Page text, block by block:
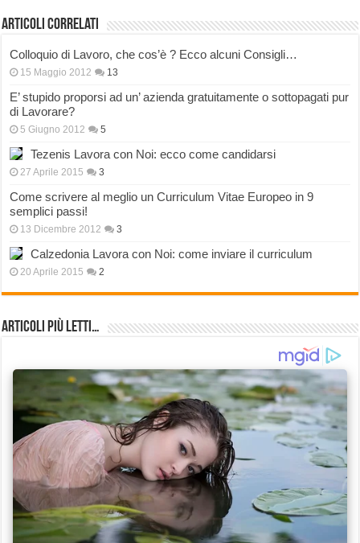
Articoli correlati
Colloquio di Lavoro, che cos’è ? Ecco alcuni Consigli…
15 Maggio 2012 13
E’ stupido proporsi ad un’ azienda gratuitamente o sottopagati pur
di Lavorare?
5 Giugno 2012 5
Tezenis Lavora con Noi: ecco come candidarsi
27 Aprile 2015 3
Come scrivere al meglio un Curriculum Vitae Europeo in 9
semplici passi!
13 Dicembre 2012 3
Calzedonia Lavora con Noi: come inviare il curriculum
20 Aprile 2015 2
Articoli più Letti…